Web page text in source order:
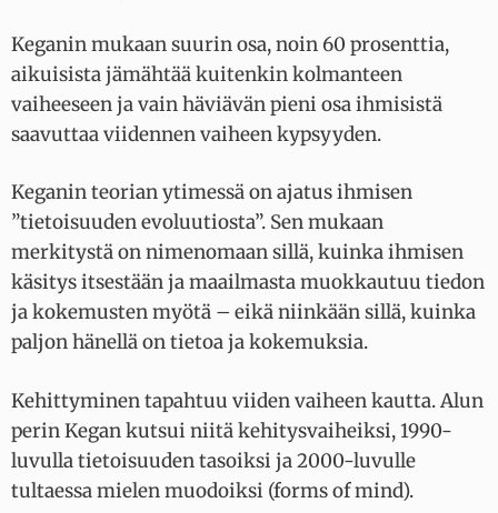
Keganin mukaan suurin osa, noin 60 prosenttia,
aikuisista jämähtää kuitenkin kolmanteen
vaiheeseen ja vain häviävän pieni osa ihmisistä
saavuttaa viidennen vaiheen kypsyyden.
Keganin teorian ytimessä on ajatus ihmisen
”tietoisuuden evoluutiosta”. Sen mukaan
merkitystä on nimenomaan sillä, kuinka ihmisen
käsitys itsestään ja maailmasta muokkautuu tiedon
ja kokemusten myötä – eikä niinkään sillä, kuinka
paljon hänellä on tietoa ja kokemuksia.
Kehittyminen tapahtuu viiden vaiheen kautta. Alun
perin Kegan kutsui niitä kehitysvaiheiksi, 1990-
luvulla tietoisuuden tasoiksi ja 2000-luvulle
tultaessa mielen muodoiksi (forms of mind).